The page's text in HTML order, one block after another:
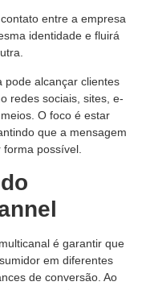
entre a empresa
identidade e fluirá
pode alcançar clientes
redes sociais, sites, e-
O foco é estar
que a mensagem
possível.
é garantir que
em diferentes
de conversão. Ao